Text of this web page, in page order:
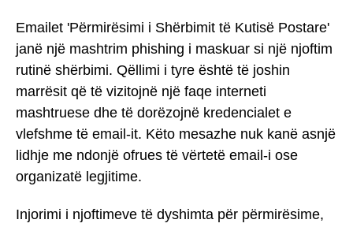
Emailet 'Përmirësimi i Shërbimit të Kutisë Postare'
janë një mashtrim phishing i maskuar si një njoftim
rutinë shërbimi. Qëllimi i tyre është të joshin
marrësit që të vizitojnë një faqe interneti
mashtruese dhe të dorëzojnë kredencialet e
vlefshme të email-it. Këto mesazhe nuk kanë asnjë
lidhje me ndonjë ofrues të vërtetë email-i ose
organizatë legjitime.
Injorimi i njoftimeve të dyshimta për përmirësime,